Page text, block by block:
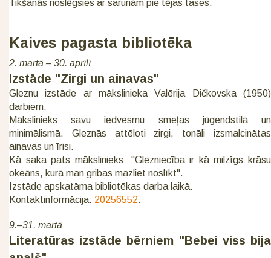
Tikšanās noslēgsies ar sarunām pie tējas tases.
Kaives pagasta bibliotēka
2. martā – 30. aprīlī
Izstāde "Zirgi un ainavas"
Gleznu izstāde ar mākslinieka Valērija Dičkovska (1950)
darbiem.
Mākslinieks savu iedvesmu smeļas jūgendstilā un
minimālismā. Gleznās attēloti zirgi, tonāli izsmalcinātas
ainavas un īrisi.
Kā saka pats mākslinieks: "Glezniecība ir kā milzīgs krāsu
okeāns, kurā man gribas mazliet noslīkt".
Izstāde apskatāma bibliotēkas darba laikā.
Kontaktinformācija: 20256552.
9.–31. martā
Literatūras izstāde bērniem "Bebei viss bija